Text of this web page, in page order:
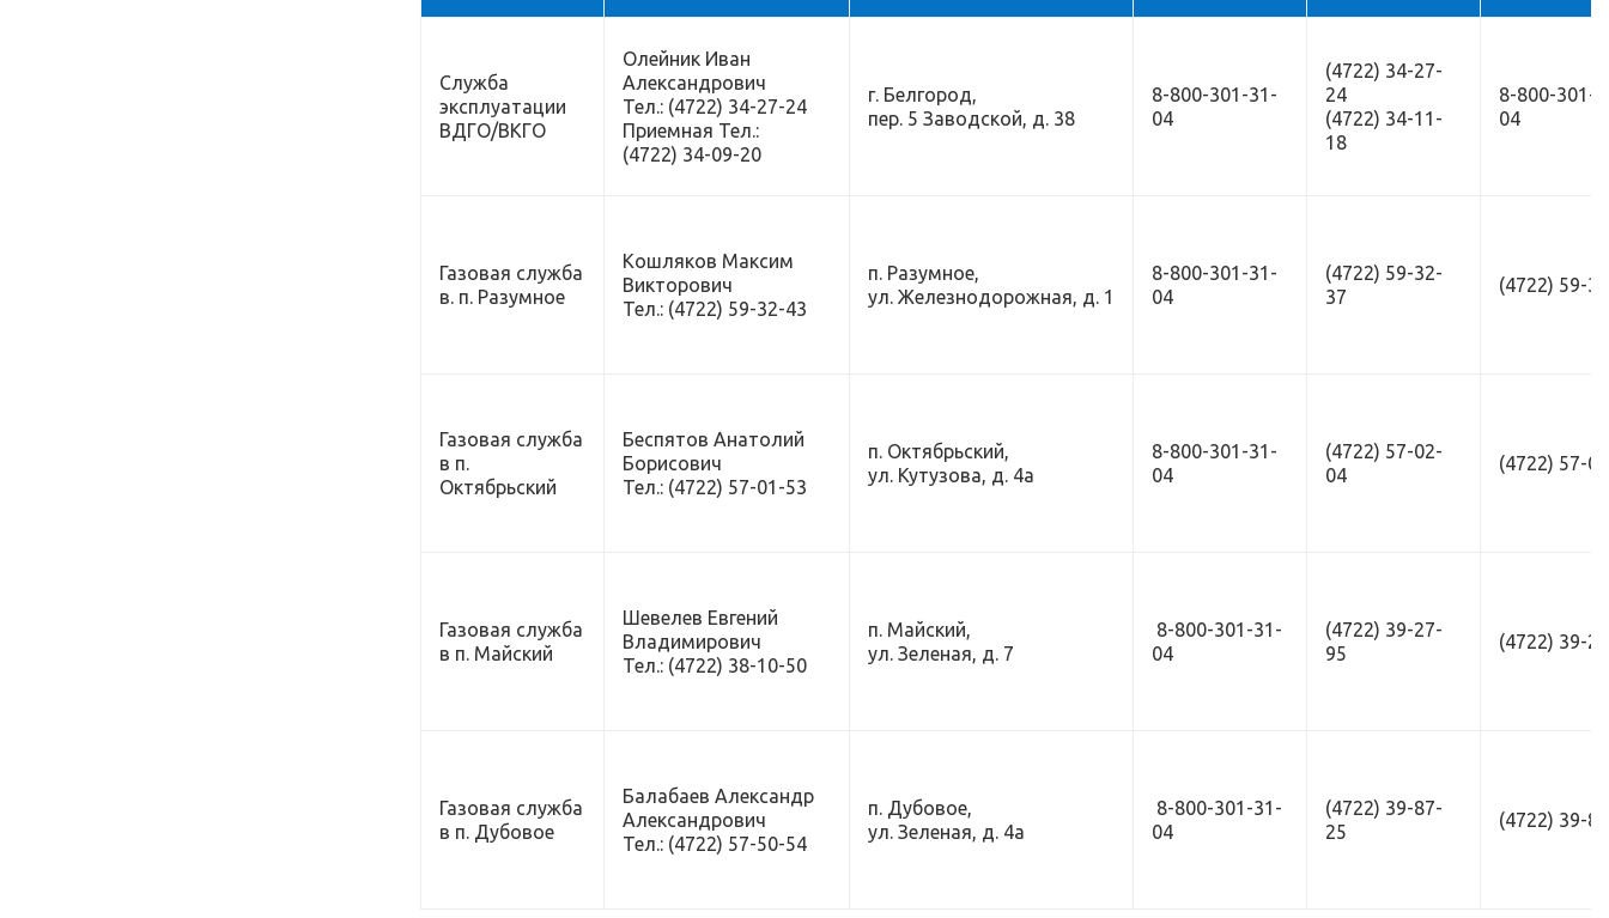
Служба
эксплуатации
ВДГО/ВКГО
Олейник Иван
Александрович
Тел.: (4722) 34-27-24
Приемная Тел.:
(4722) 34-09-20
г. Белгород,
пер. 5 Заводской, д. 38
8-800-301-31-
04
(4722) 34-27-
24
(4722) 34-11-
18
8-800-301-
04
Газовая служба
в. п. Разумное
Кошляков Максим
Викторович
Тел.: (4722) 59-32-43
п. Разумное,
ул. Железнодорожная, д. 1
8-800-301-31-
04
(4722) 59-32-
37
(4722) 59-
Газовая служба
в п.
Октябрьский
Беспятов Анатолий
Борисович
Тел.: (4722) 57-01-53
п. Октябрьский,
ул. Кутузова, д. 4а
8-800-301-31-
04
(4722) 57-02-
04
(4722) 57-
Газовая служба
в п. Майский
Шевелев Евгений
Владимирович
Тел.: (4722) 38-10-50
п. Майский,
ул. Зеленая, д. 7
8-800-301-31-
04
(4722) 39-27-
95
(4722) 39-
Газовая служба
в п. Дубовое
Балабаев Александр
Александрович
Тел.: (4722) 57-50-54
п. Дубовое,
ул. Зеленая, д. 4а
8-800-301-31-
04
(4722) 39-87-
25
(4722) 39-